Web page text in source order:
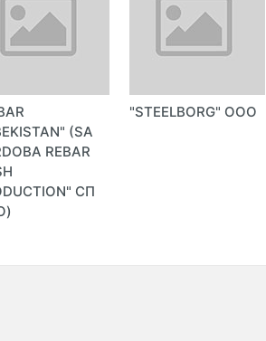
(SA
REBAR
СП
"STEELBORG" ООО